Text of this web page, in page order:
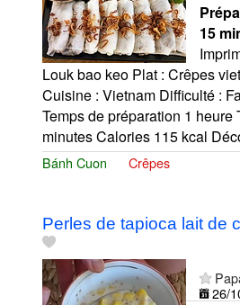
15
Louk bao keo Plat : Crêpes
Cuisine : Vietnam Difficulté :
Temps de préparation 1 heure
minutes Calories 115 kcal
Bánh Cuon Crêpes
Perles de tapioca lait de
26/